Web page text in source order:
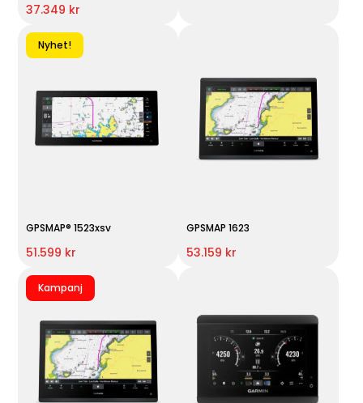
37.349 kr
Nyhet!
GPSMAP® 1523xsv
51.599 kr
GPSMAP 1623
53.159 kr
Kampanj